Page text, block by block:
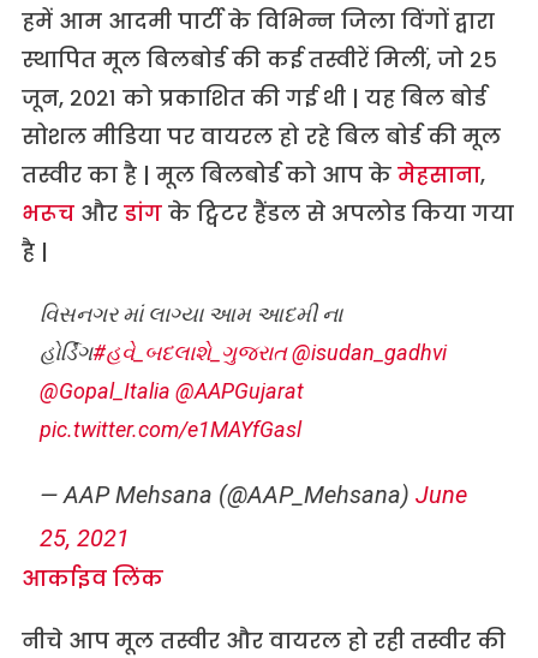
हमें आम आदमी पार्टी के विभिन्न जिला विंगों द्वारा
स्थापित मूल बिलबोर्ड की कई तस्वीरें मिलीं, जो २५
जून, २०२१ को प्रकाशित की गई थी | यह बिल बोर्ड
सोशल मीडिया पर वायरल हो रहे बिल बोर्ड की मूल
तस्वीर का है | मूल बिलबोर्ड को आप के मेहसाना,
भरूचऔर डांगके ट्विटर हैंडल से अपलोड किया गया
है |
વિસનગર માં લાગ્યા આમ આદમી ના
હોર્ડિંગ#હવે_બદલાશે_ગુજરાત@isudan_gadhvi
@Gopal_Italia @AAPGujarat
pic.twitter.com/e1MAYfGasl
— AAP Mehsana (@AAP_Mehsana) June
25, 2021
आर्काइव लिंक
नीचे आप मूल तस्वीर और वायरल हो रही तस्वीर की